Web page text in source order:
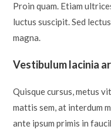
Proin quam. Etiam
luctus suscipit. Sed
magna.
Vestibulum lacinia
Quisque cursus, metus
mattis sem, at interdum
ante ipsum primis in